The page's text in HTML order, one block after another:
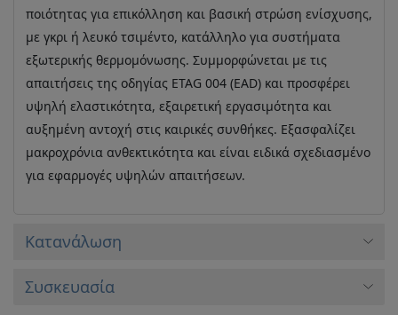
ποιότητας για επικόλληση και βασική στρώση ενίσχυσης,
με γκρι ή λευκό τσιμέντο, κατάλληλο για συστήματα
εξωτερικής θερμομόνωσης. Συμμορφώνεται με τις
απαιτήσεις της οδηγίας ETAG 004 (EAD) και προσφέρει
υψηλή ελαστικότητα, εξαιρετική εργασιμότητα και
αυξημένη αντοχή στις καιρικές συνθήκες. Εξασφαλίζει
μακροχρόνια ανθεκτικότητα και είναι ειδικά σχεδιασμένο
για εφαρμογές υψηλών απαιτήσεων.
Κατανάλωση
Συσκευασία